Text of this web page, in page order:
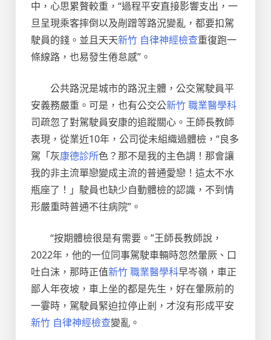
中，心思累贅較重，“過程平安直接影響支出，一
旦呈現乘客摔倒以及剮蹭等路況變亂，都要扣駕
駛員的錢。並且天天新竹 自律神經檢查重復跑一
條線路，也易發生倦怠感”。
公共路況是城市的路況主體，公交駕駛員平
安義務嚴重。可是，也有公交公新竹 職業醫學科
司疏忽了對駕駛員安康的追蹤關心。王師長教師
表現，從業近10年，公司從未組織過體檢，“良多
駕「灰康德診所色？那不是我的主色調！那會讓
我的非主流單戀變成主流的普通愛戀！這太不水
瓶座了！」駛員也缺少自動體檢的認識，不到情
形嚴重時普通不往病院”。
“按期體檢很是有需要。”王師長教師說，
2022年，他的一位同事駕駛車輛時忽然暈厥、口
吐白沫，那時正值新竹 職業醫學科早岑嶺，車正
鄙人年夜坡，車上坐的都是先生，好在暈厥前的
一霎時，駕駛員緊迫拉停止剎，才沒有形成平安
新竹 自律神經檢查變亂。